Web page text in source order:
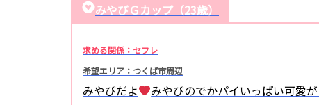
みやびＧカップ（23歳）
求める関係：セフレ
希望エリア：つくば市周辺
みやびだよ みやびのでかパイいっぱい可愛